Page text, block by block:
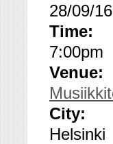
28/09/16
Time:
7:00pm
Venue:
City:
Helsinki